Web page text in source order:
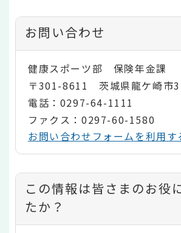
お問い合わせ
健康スポーツ部 保険年金課
〒301-8611 茨城県龍ケ崎市
電話：0297-64-1111
ファクス：0297-60-1580
お問い合わせフォームを利用す
コ
ン
この情報は皆さまのお役
たか？